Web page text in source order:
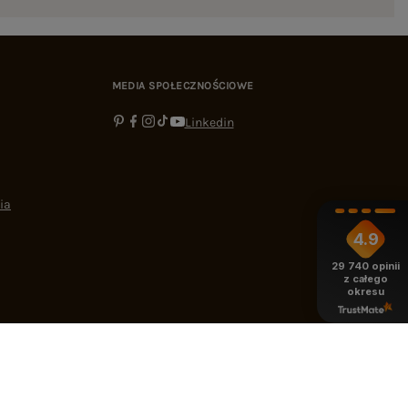
MEDIA SPOŁECZNOŚCIOWE
Linkedin
4.9
29 740 opinii
z całego
okresu